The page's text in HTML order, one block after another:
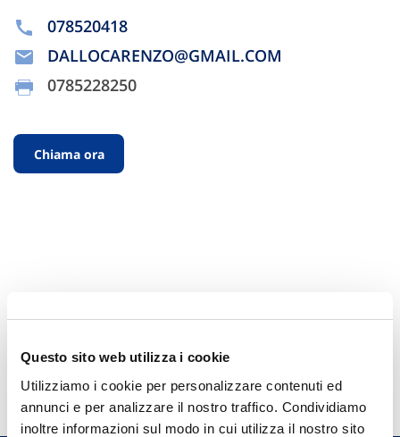
Questo sito web utilizza i cookie
Utilizziamo i cookie per personalizzare contenuti ed
annunci e per analizzare il nostro traffico. Condividiamo
inoltre informazioni sul modo in cui utilizza il nostro sito
078520418
DALLOCARENZO@GMAIL.COM
0785228250
Chiama ora
Hai bisogno di
informazioni?
Trova l'Agenzia più vicina a te e parla con